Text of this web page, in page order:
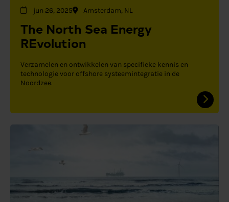
jun 26, 2025 Amsterdam, NL
The North Sea Energy
REvolution
Verzamelen en ontwikkelen van specifieke kennis en
technologie voor offshore systeemintegratie in de
Noordzee.